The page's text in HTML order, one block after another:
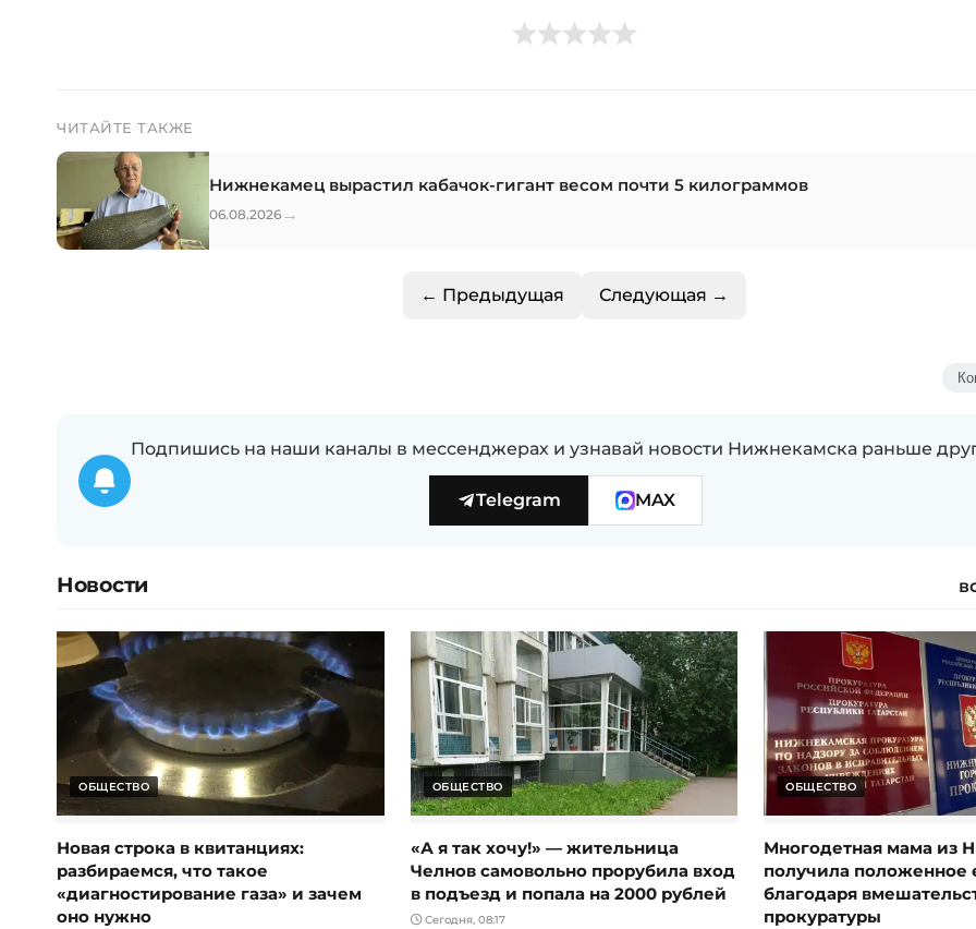
ЧИТАЙТЕ ТАКЖЕ
Нижнекамец вырастил кабачок-гигант весом почти 5 килограммов
06.08.2026 →
← Предыдущая Следующая →
Подпишись на наши каналы в мессенджерах и узнавай новости Нижнекамска раньше
Telegram MAX
Новости
ОБЩЕСТВО
Новая строка в квитанциях:
разбираемся, что такое
«диагностирование газа» и зачем
оно нужно
ОБЩЕСТВО
«А я так хочу!» — жительница
Челнов самовольно прорубила вход
в подъезд и попала на 2000 рублей
Сегодня, 08:17
ОБЩЕСТВО
Многодетная мама из
получила положенное
благодаря
прокуратуры